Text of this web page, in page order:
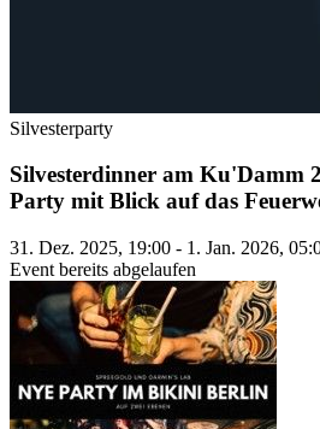
Silvesterparty
Silvesterdinner am Ku'Damm
Party mit Blick auf das
31. Dez. 2025, 19:00 - 1. Jan. 2026,
Event bereits abgelaufen